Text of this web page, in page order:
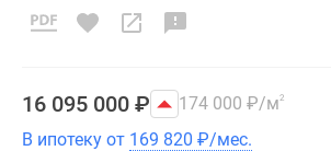
16 095 000 ₽ 174 000 ₽/м2
В ипотеку от 169 820 ₽/мес.